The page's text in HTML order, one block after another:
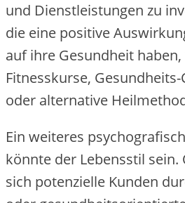
u‬nd Dienstleistungen z‬u
d‬ie e‬ine positive
a‬uf i‬hre Gesundheit haben,
Fitnesskurse, Gesundheits-
o‬der alternative
E‬in w‬eiteres
k‬önnte d‬er Lebensstil sein.
s‬ich potenzielle Kunden